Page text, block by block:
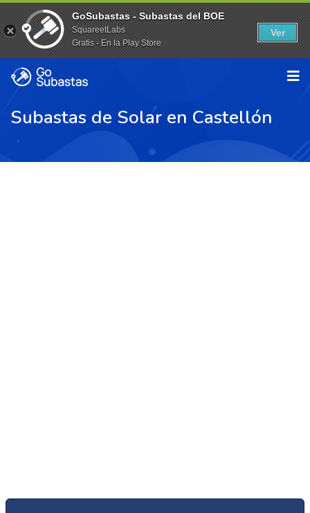
Subastas de Solar en Castellón
GoSubastas - Subastas del BOE
SquareetLabs
Gratis - En la Play Store
Ver